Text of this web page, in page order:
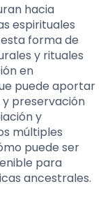
hacia
espirituales
forma de
y rituales
en
puede aportar
preservación
y
múltiples
puede ser
para
ancestrales.